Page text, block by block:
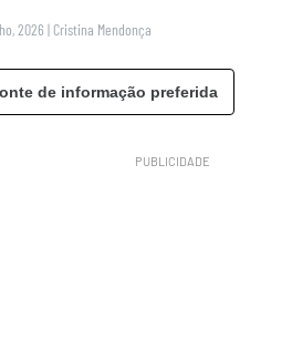
2026 | Cristina Mendonça
de informação preferida